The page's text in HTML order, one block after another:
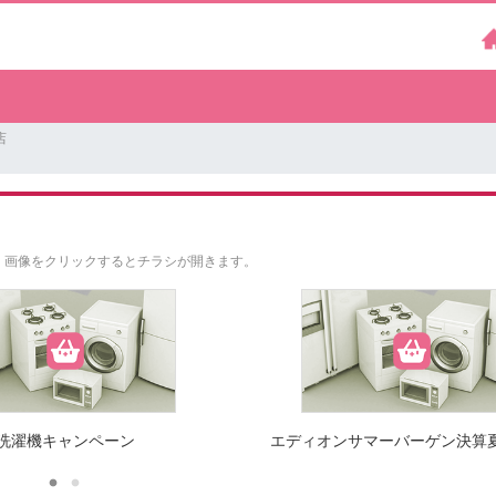
画像をクリックするとチラシが開きます。
濯機キャンペーン エディオンサマーバーゲン決算